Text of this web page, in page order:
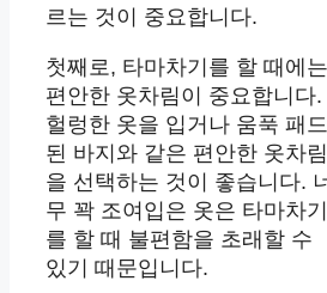
르는 것이 중요합니다.
첫째로, 타마차기를 할 때에는
편안한 옷차림이 중요합니다.
헐렁한 옷을 입거나 움푹 패드
된 바지와 같은 편안한 옷차림
을 선택하는 것이 좋습니다.
무 꽉 조여입은 옷은 타마차기
를 할 때 불편함을 초래할 수
있기 때문입니다.